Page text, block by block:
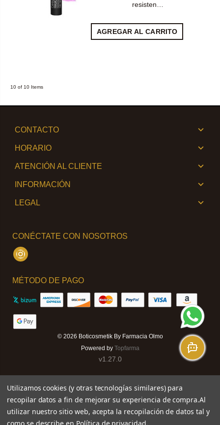
resisten…
AGREGAR AL CARRITO
10 of 10 Items
CONTACTO
HORARIO
ATENCIÓN AL CLIENTE
INFORMACIÓN
LEGAL
CONÉCTATE CON NOSOTROS
Instagram
MÉTODO DE PAGO
© 2026 Boticosmetik By Farmacia Olmo
Powered by Topfarma
v1.27.0
Utilizamos cookies (y otras tecnologías similares) para
recopilar datos a fin de mejorar su experiencia de compra.Al
utilizar nuestro sitio web, acepta la recopilación de datos tal y